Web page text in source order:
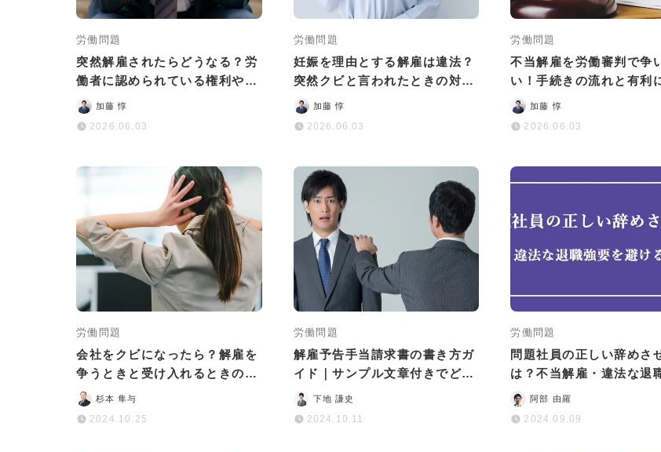
労働問題
突然解雇されたらどうなる？労
働者に認められている権利や今
すぐ取るべき対処法
加藤 惇
2026.06.03
労働問題
妊娠を理由とする解雇は違法？
突然クビと言われたときの対処
法と解決策を解説
加藤 惇
2026.06.03
労働問題
不当解雇を労働審判で争
い！手続きの流れと有利
るコツを詳しく解説
加藤 惇
2026.06.03
労働問題
会社をクビになったら？解雇を
争うときと受け入れるときの対
応をそれぞれ紹介
杉本 隼与
2024.10.25
労働問題
解雇予告手当請求書の書き方ガ
イド｜サンプル文章付きでどう
書けばいいのかを解説
下地 謙史
2024.10.11
労働問題
問題社員の正しい辞めさ
は？不当解雇・違法な退
を避けるためのポイント
阿部 由羅
2024.09.09